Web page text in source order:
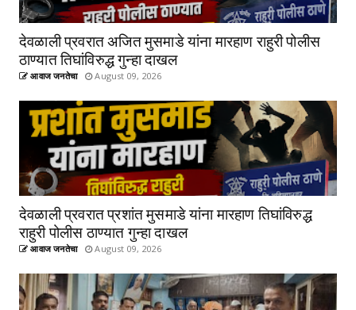
देवळाली प्रवरात अजित मुसमाडे यांना मारहाण राहुरी पोलीस
ठाण्यात तिघांविरुद्ध गुन्हा दाखल
आवाज जनतेचा August 09, 2026
देवळाली प्रवरात प्रशांत मुसमाडे यांना मारहाण तिघांविरुद्ध
राहुरी पोलीस ठाण्यात गुन्हा दाखल
आवाज जनतेचा August 09, 2026